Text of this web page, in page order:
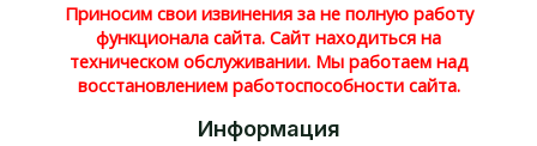
Приносим свои извинения за не полную работу
функционала сайта. Сайт находиться на
техническом обслуживании. Мы работаем над
восстановлением работоспособности сайта.
Информация